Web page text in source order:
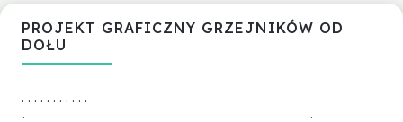
PROJEKT GRAFICZNY GRZEJNIKÓW OD
DOŁU
. . . . . . . . . . .
.
.